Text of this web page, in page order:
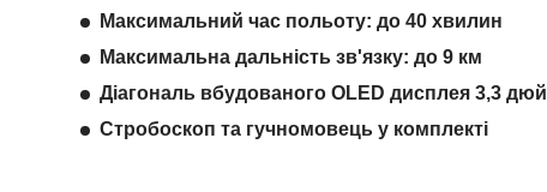
Максимальний час польоту: до 40 хвилин
Максимальна дальність зв'язку: до 9 км
Діагональ вбудованого OLED дисплея 3,3
Стробоскоп та гучномовець у комплекті